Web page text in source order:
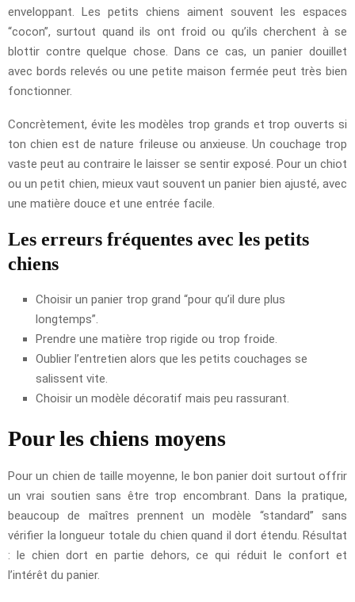
enveloppant. Les petits chiens aiment souvent les espaces
“cocon”, surtout quand ils ont froid ou qu’ils cherchent à se
blottir contre quelque chose. Dans ce cas, un panier douillet
avec bords relevés ou une petite maison fermée peut très bien
fonctionner.
Concrètement, évite les modèles trop grands et trop ouverts si
ton chien est de nature frileuse ou anxieuse. Un couchage trop
vaste peut au contraire le laisser se sentir exposé. Pour un chiot
ou un petit chien, mieux vaut souvent un panier bien ajusté, avec
une matière douce et une entrée facile.
Les erreurs fréquentes avec les petits
chiens
Choisir un panier trop grand “pour qu’il dure plus
longtemps”.
Prendre une matière trop rigide ou trop froide.
Oublier l’entretien alors que les petits couchages se
salissent vite.
Choisir un modèle décoratif mais peu rassurant.
Pour les chiens moyens
Pour un chien de taille moyenne, le bon panier doit surtout offrir
un vrai soutien sans être trop encombrant. Dans la pratique,
beaucoup de maîtres prennent un modèle “standard” sans
vérifier la longueur totale du chien quand il dort étendu. Résultat
: le chien dort en partie dehors, ce qui réduit le confort et
l’intérêt du panier.